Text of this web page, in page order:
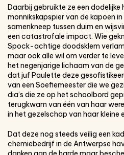
Daarbij gebruikte ze een
monnikskapspier van de kapoen
samenkneep tussen duim en
een catastrofale impact. Wie
Spock-achtige doodsklem
maar ook alle wil om verder te
het negenjarige lichaam van de
dat juf Paulette deze
van een Soefiemeester die we
dia’s die ze op het schoolbord
terugkwam van één van haar
in het gezelschap van haar kleine
Dat deze nog steeds veilig een
chemiebedrijf in de Antwerpse